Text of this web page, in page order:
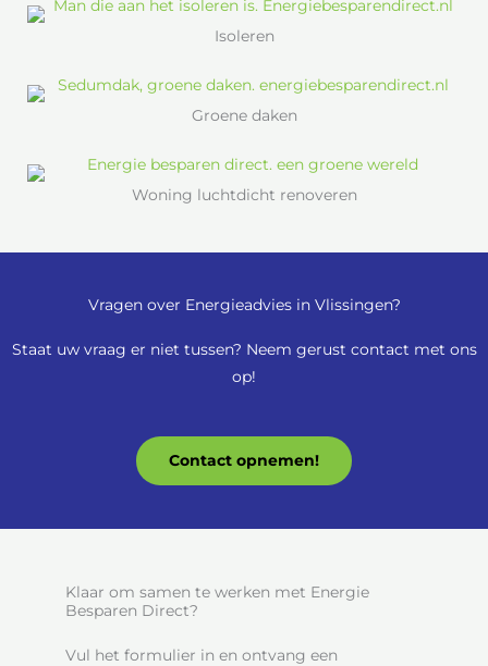
Isoleren
Groene daken
Woning luchtdicht renoveren
Vragen over Energieadvies in Vlissingen?
Staat uw vraag er niet tussen? Neem gerust contact met ons
op!
Contact opnemen!
Klaar om samen te werken met Energie
Besparen Direct?
Vul het formulier in en ontvang een